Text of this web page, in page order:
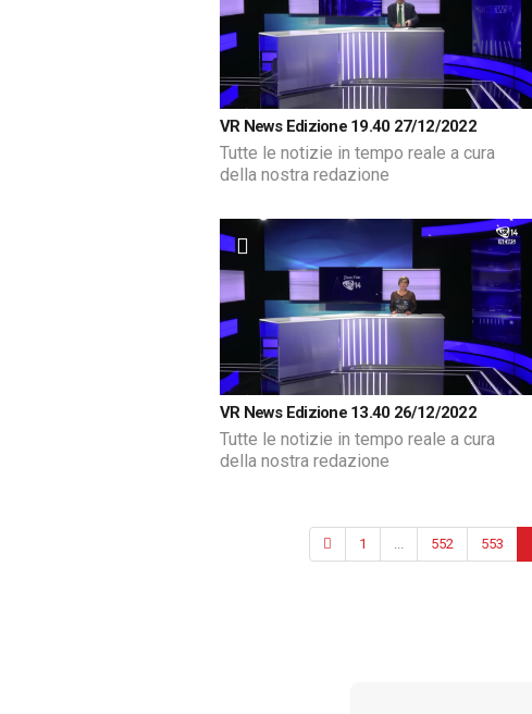
VR News Edizione 19.40 27/12/2022
Tutte le notizie in tempo reale a cura
della nostra redazione
VR News Edizione 13.40 26/12/2022
Tutte le notizie in tempo reale a cura
della nostra redazione
1 552 553